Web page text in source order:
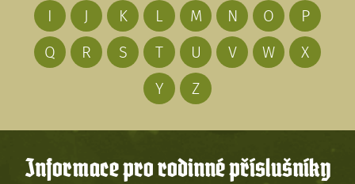
I
J K L M N O
P
Q
R S T U V W
X
Y
Z
Informace pro rodinné příslušníky